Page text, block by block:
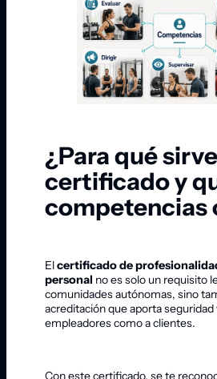
¿Para qué
certificado y
competencias
Elcertificado de
personal no es solo un requisito
comunidades autónomas, sino
acreditación que aporta
empleadores como a clientes.